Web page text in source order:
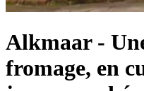
Alkmaar -
fromage, en